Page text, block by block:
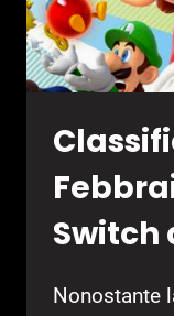
Switch
Nonostante